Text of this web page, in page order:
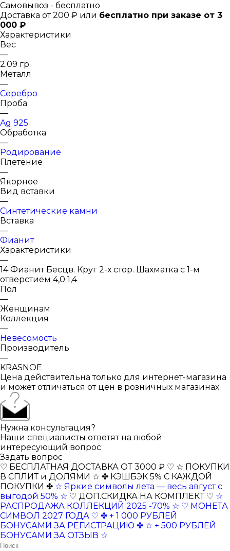
Самовывоз - бесплатно
Доставка от 200 ₽ или бесплатно при заказе от 3
000 ₽
Характеристики
Вес
—
2.09 гр.
Металл
—
Серебро
Проба
—
Ag 925
Обработка
—
Родирование
Плетение
—
Якорное
Вид вставки
—
Синтетические камни
Вставка
—
Фианит
Характеристики
—
14 Фианит Бесцв. Круг 2-х стор. Шахматка с 1-м
отверстием 4,0 1,4
Пол
—
Женщинам
Коллекция
—
Невесомость
Производитель
—
KRASNOE
Цена действительна только для интернет-магазина
и может отличаться от цен в розничных магазинах
Нужна консультация?
Наши специалисты ответят на любой
интересующий вопрос
Задать вопрос
♡ БЕСПЛАТНАЯ ДОСТАВКА ОТ 3000 ₽ ♡ ☆ ПОКУПКИ
В СПЛИТ и ДОЛЯМИ ☆ ✤ КЭШБЭК 5% С КАЖДОЙ
ПОКУПКИ ✤ ☆ Яркие символы лета — весь август с
выгодой 50% ☆ ♡ ДОП.СКИДКА НА КОМПЛЕКТ ♡ ☆
РАСПРОДАЖА КОЛЛЕКЦИЙ 2025 -70% ☆ ♡ МОНЕТА
СИМВОЛ 2027 ГОДА ♡ ✤ + 1 000 РУБЛЕЙ
БОНУСАМИ ЗА РЕГИСТРАЦИЮ ✤ ☆ + 500 РУБЛЕЙ
БОНУСАМИ ЗА ОТЗЫВ ☆